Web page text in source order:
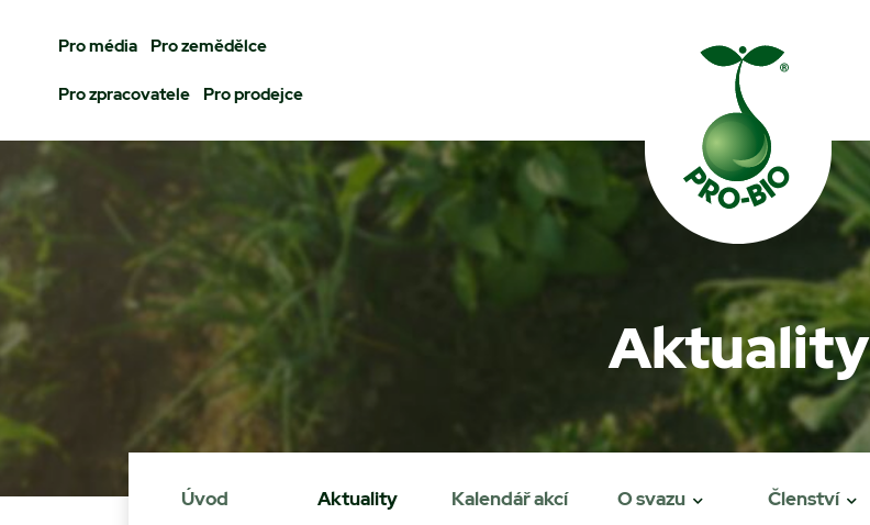
Prohledat PRO-BIO
Pro média Pro zemědělce
Pro zpracovatele Pro prodejce
Aktuality
Úvod Aktuality Kalendář akcí O svazu Členství